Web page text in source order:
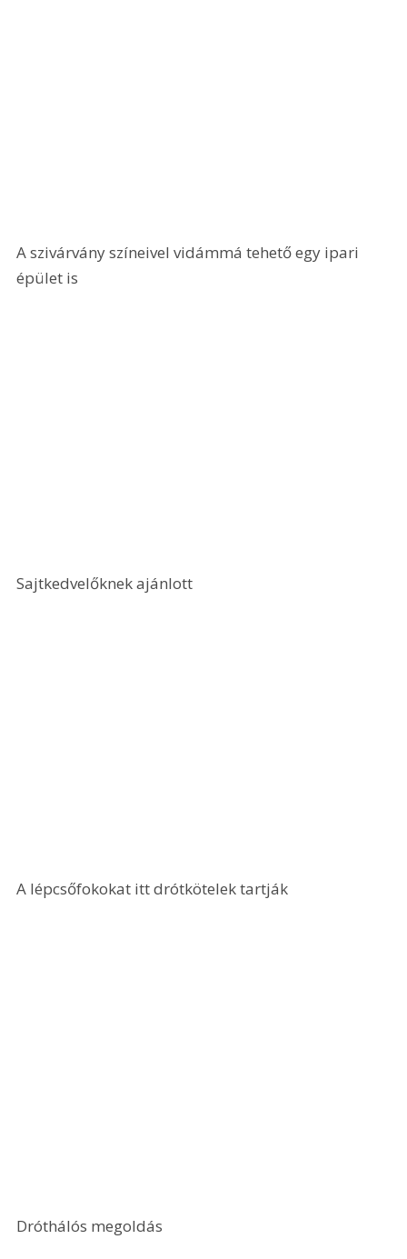
A szivárvány színeivel vidámmá tehető egy ipari
épület is
Sajtkedvelőknek ajánlott
A lépcsőfokokat itt drótkötelek tartják
Dróthálós megoldás